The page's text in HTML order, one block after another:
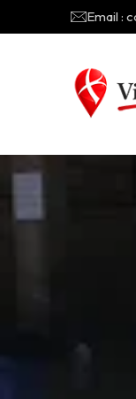
Email :